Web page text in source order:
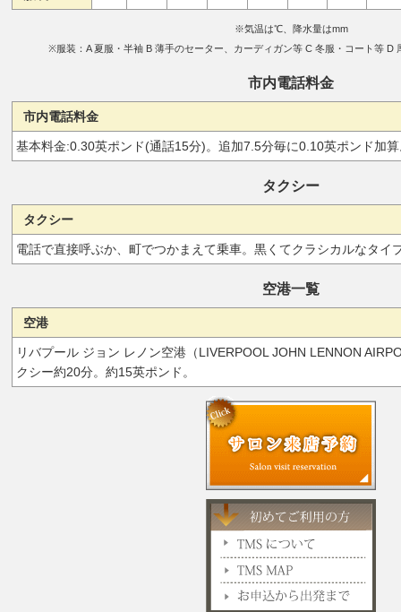
※気温は℃、降水量はmm
※服装：A 夏服・半袖 B 薄手のセーター、カーディガン等 C 冬服・コート等 D
市内電話料金
市内電話料金
基本料金:0.30英ポンド(通話15分)。追加7.5分毎に0.10英ポンド加
タクシー
タクシー
電話で直接呼ぶか、町でつかまえて乗車。黒くてクラシカルなタイ
空港一覧
空港
リバプール ジョン レノン空港（LIVERPOOL JOHN LENNON
クシー約20分。約15英ポンド。